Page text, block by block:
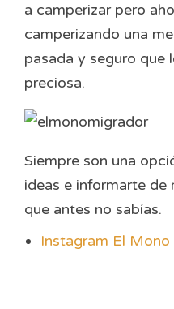
a camperizar pero
camperizando una
pasada y seguro que
preciosa.
Siempre son una
ideas e informarte de
que antes no sabías.
Instagram El